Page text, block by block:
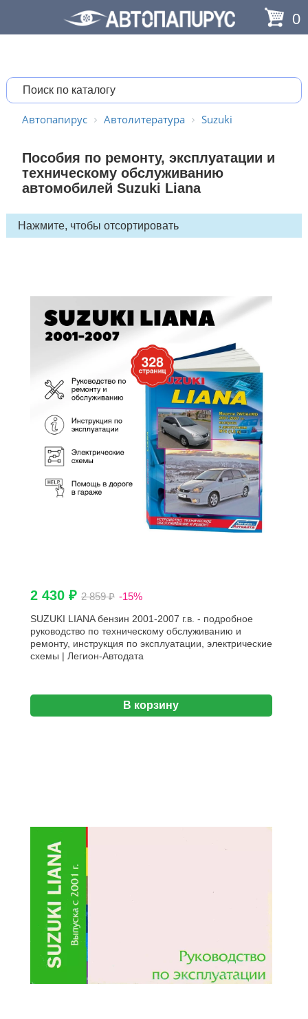
0
Автопапирус Автолитература Suzuki
Пособия по ремонту, эксплуатации и
техническому обслуживанию
автомобилей Suzuki Liana
2 430 ₽ 2 859 ₽ -15%
SUZUKI LIANA бензин 2001-2007 г.в. - подробное
руководство по техническому обслуживанию и
ремонту, инструкция по эксплуатации, электрические
схемы | Легион-Aвтодата
В корзину